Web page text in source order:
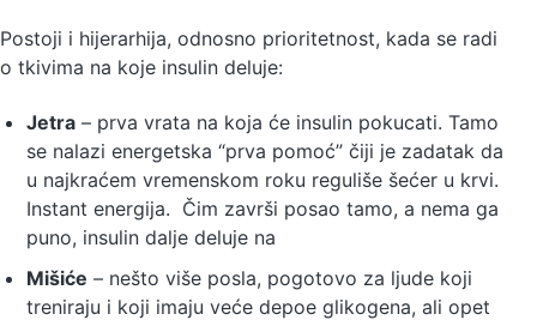
Postoji i hijerarhija, odnosno prioritetnost, kada se radi
o tkivima na koje insulin deluje:
Jetra – prva vrata na koja će insulin pokucati. Tamo
se nalazi energetska “prva pomoć” čiji je zadatak da
u najkraćem vremenskom roku reguliše šećer u krvi.
Instant energija. Čim završi posao tamo, a nema ga
puno, insulin dalje deluje na
Mišiće – nešto više posla, pogotovo za ljude koji
treniraju i koji imaju veće depoe glikogena, ali opet